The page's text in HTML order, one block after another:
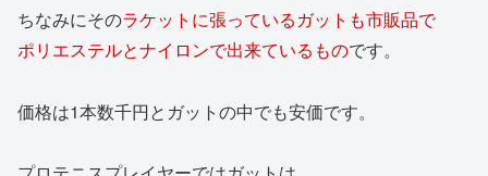
ちなみにそのラケットに張っているガットも市販品で
ポリエステルとナイロンで出来ているものです。
価格は1本数千円とガットの中でも安価です。